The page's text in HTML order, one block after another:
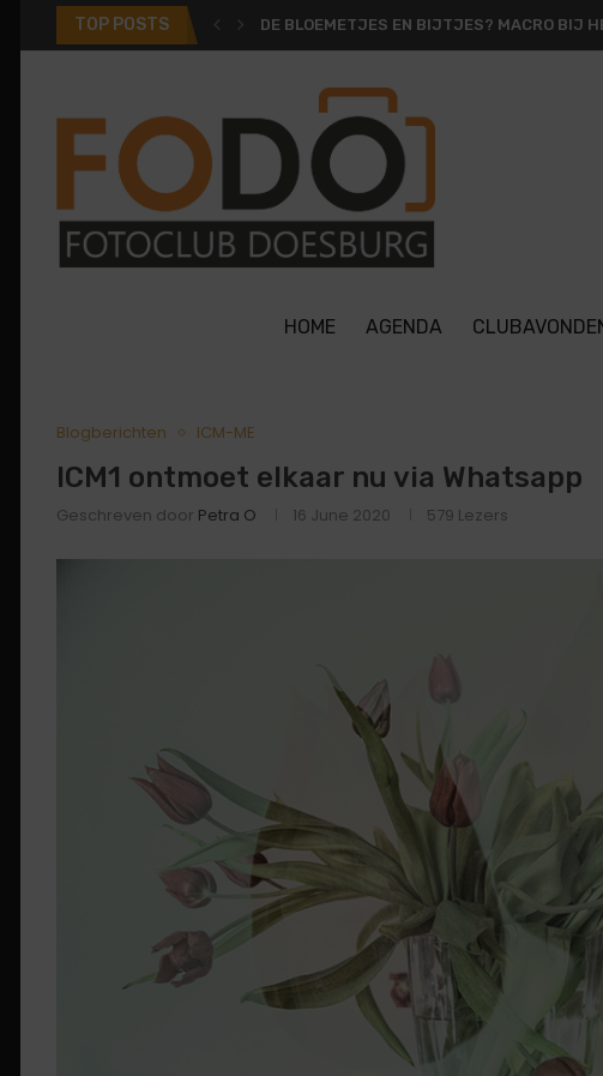
TOP POSTS DE BLOEMETJES EN BIJTJES? MACRO BIJ
HOME AGENDA
Blogberichten ICM-ME
ICM1 ontmoet elkaar nu via Whatsapp
Geschreven door Petra O 16 June 2020 579 Lezers